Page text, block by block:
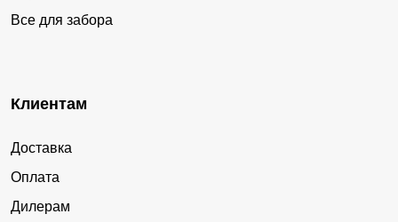
Все для забора
Клиентам
Доставка
Оплата
Дилерам